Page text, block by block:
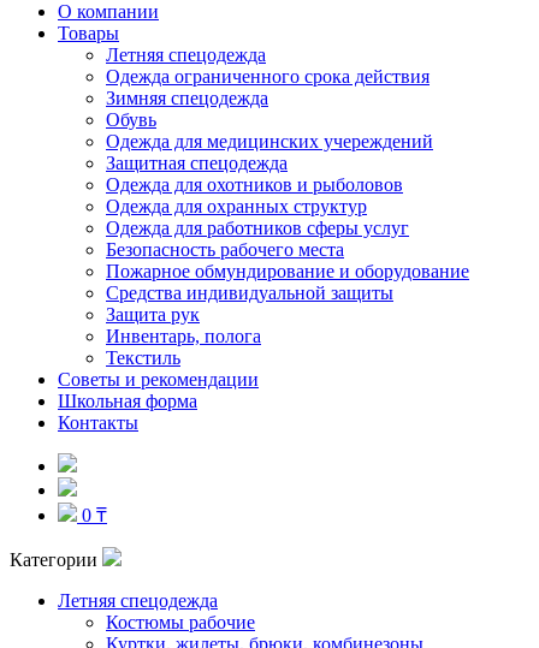
О компании
Товары
Летняя спецодежда
Одежда ограниченного срока действия
Зимняя спецодежда
Обувь
Одежда для медицинских учереждений
Защитная спецодежда
Одежда для охотников и рыболовов
Одежда для охранных структур
Одежда для работников сферы услуг
Безопасность рабочего места
Пожарное обмундирование и оборудование
Средства индивидуальной защиты
Защита рук
Инвентарь, полога
Текстиль
Советы и рекомендации
Школьная форма
Контакты
0 ₸
Категории
Летняя спецодежда
Костюмы рабочие
Куртки, жилеты, брюки, комбинезоны